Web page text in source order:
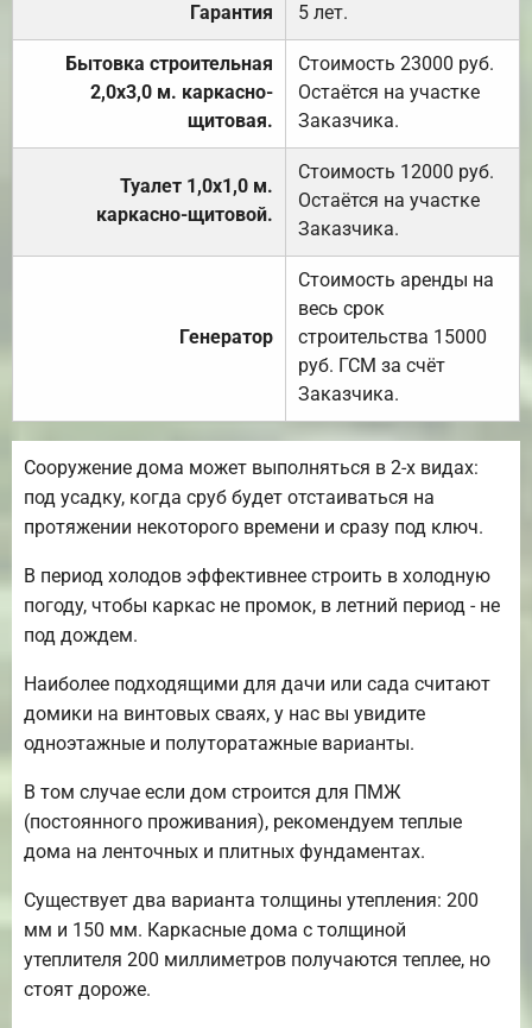
Гарантия 5 лет.
Бытовка строительная
2,0х3,0 м. каркасно-
щитовая.
Стоимость 23000 руб.
Остаётся на участке
Заказчика.
Туалет 1,0х1,0 м.
каркасно-щитовой.
Стоимость 12000 руб.
Остаётся на участке
Заказчика.
Генератор
Стоимость аренды на
весь срок
строительства 15000
руб. ГСМ за счёт
Заказчика.
Сооружение дома может выполняться в 2-х видах:
под усадку, когда сруб будет отстаиваться на
протяжении некоторого времени и сразу под ключ.
В период холодов эффективнее строить в холодную
погоду, чтобы каркас не промок, в летний период - не
под дождем.
Наиболее подходящими для дачи или сада считают
домики на винтовых сваях, у нас вы увидите
одноэтажные и полуторатажные варианты.
В том случае если дом строится для ПМЖ
(постоянного проживания), рекомендуем теплые
дома на ленточных и плитных фундаментах.
Существует два варианта толщины утепления: 200
мм и 150 мм. Каркасные дома с толщиной
утеплителя 200 миллиметров получаются теплее, но
стоят дороже.